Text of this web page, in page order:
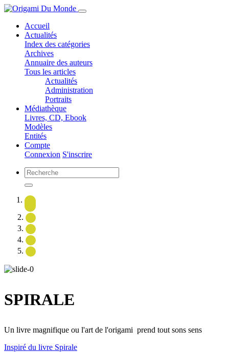
Accueil
Actualités
Index des catégories
Archives
Annuaire des auteurs
Tous les articles
Actualités
Administration
Portraits
Médiathèque
Livres, CD, Ebook
Modèles
Entités
Compte
Connexion S'inscrire
SPIRALE
Un livre magnifique ou l'art de l'origami prend tout sons sens
Inspiré du livre Spirale